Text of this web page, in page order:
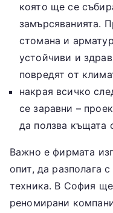
която ще се
замърсяванията.
стомана и
устойчиви и
повредят от
накрая всичко
се заравни –
да ползва къщата
Важно е фирмата
опит, да разполага
техника. В София
реномирани